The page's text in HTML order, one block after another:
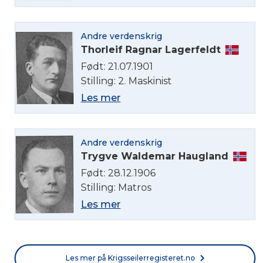
Andre verdenskrig
Thorleif Ragnar Lagerfeldt
Født: 21.07.1901
Stilling: 2. Maskinist
Les mer
Andre verdenskrig
Trygve Waldemar Haugland
Født: 28.12.1906
Stilling: Matros
Les mer
Les mer på Krigsseilerregisteret.no